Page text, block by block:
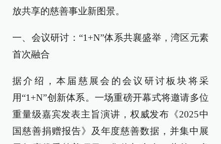
放共享的慈善事业新图景。
一、会议研讨：“1+N”体系共襄盛举，湾区元素
首次融合
据介绍，本届慈展会的会议研讨板块将采
用“1+N”创新体系。一场重磅开幕式将邀请多位
重量级嘉宾发表主旨演讲，权威发布《2025中
国慈善捐赠报告》及年度慈善数据，并集中展